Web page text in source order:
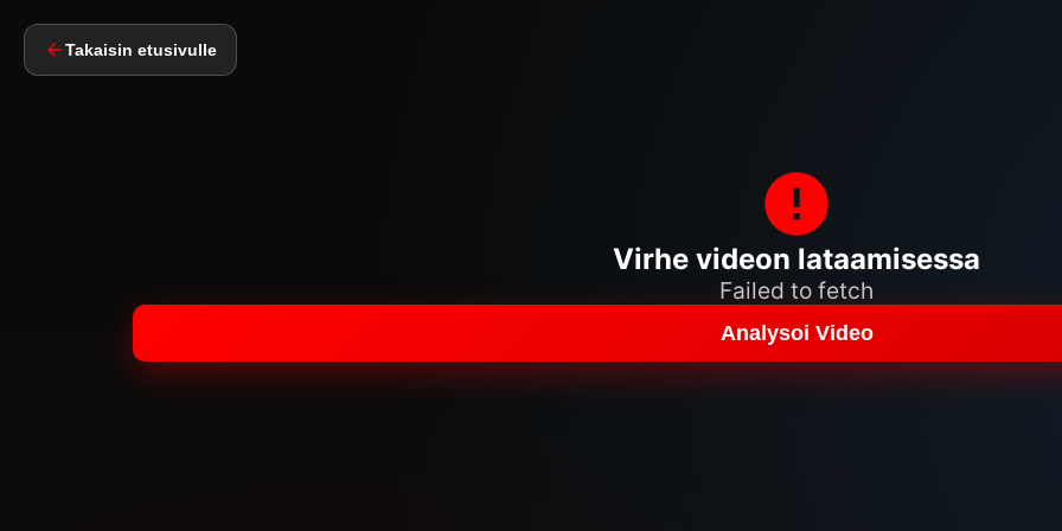
Takaisin etusivulle
Virhe videon lataamisessa
Failed to fetch
Analysoi Video